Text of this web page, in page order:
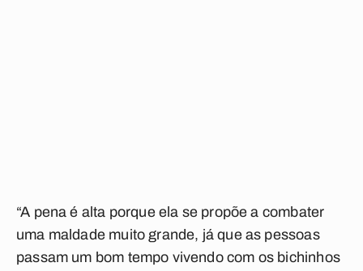
“A pena é alta porque ela se propõe a combater
uma maldade muito grande, já que as pessoas
passam um bom tempo vivendo com os bichinhos